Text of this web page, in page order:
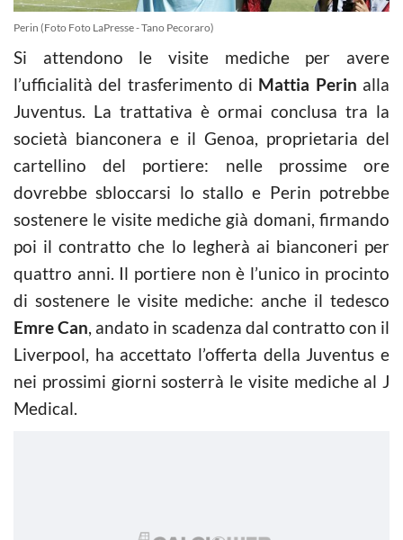
Perin (Foto Foto LaPresse - Tano Pecoraro)
Si attendono le visite mediche per avere
l’ufficialità del trasferimento di Mattia Perin alla
Juventus. La trattativa è ormai conclusa tra la
società bianconera e il Genoa, proprietaria del
cartellino del portiere: nelle prossime ore
dovrebbe sbloccarsi lo stallo e Perin potrebbe
sostenere le visite mediche già domani, firmando
poi il contratto che lo legherà ai bianconeri per
quattro anni. Il portiere non è l’unico in procinto
di sostenere le visite mediche: anche il tedesco
Emre Can, andato in scadenza dal contratto con il
Liverpool, ha accettato l’offerta della Juventus e
nei prossimi giorni sosterrà le visite mediche al J
Medical.